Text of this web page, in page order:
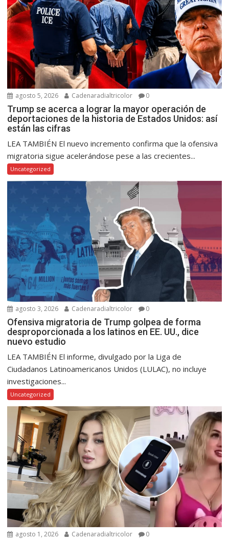
agosto 5, 2026 Cadenaradialtricolor 0
Trump se acerca a lograr la mayor operación de
deportaciones de la historia de Estados Unidos: así
están las cifras
LEA TAMBIÉN El nuevo incremento confirma que la ofensiva
migratoria sigue acelerándose pese a las crecientes...
Uncategorized
agosto 3, 2026 Cadenaradialtricolor 0
Ofensiva migratoria de Trump golpea de forma
desproporcionada a los latinos en EE. UU., dice
nuevo estudio
LEA TAMBIÉN El informe, divulgado por la Liga de
Ciudadanos Latinoamericanos Unidos (LULAC), no incluye
investigaciones...
Uncategorized
agosto 1, 2026 Cadenaradialtricolor 0